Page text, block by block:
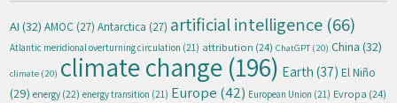
AI (32) AMOC (27) Antarctica (27) artificial intelligence (66)
Atlantic meridional overturning circulation (21) attribution (24) ChatGPT (20) China (32)
climate (20) climate change (196) Earth (37) El Niño
(29) energy (22) energy transition (21) Europe (42) European Union (21) Evropa (24)